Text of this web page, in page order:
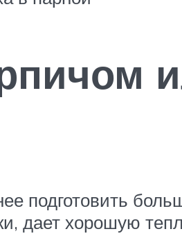
подготовить
дает хорошую